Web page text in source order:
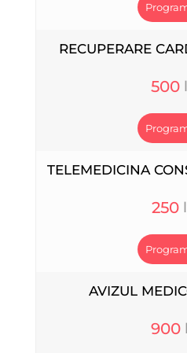
RECUPERARE
500
TELEMEDICINA
250
AVIZUL
900